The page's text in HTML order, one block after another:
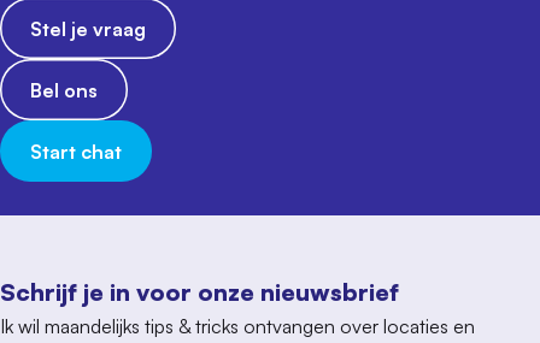
Schrijf je in voor onze nieuwsbrief
Ik wil maandelijks tips & tricks ontvangen over locaties en
Stel je vraag
Bel ons
Start chat